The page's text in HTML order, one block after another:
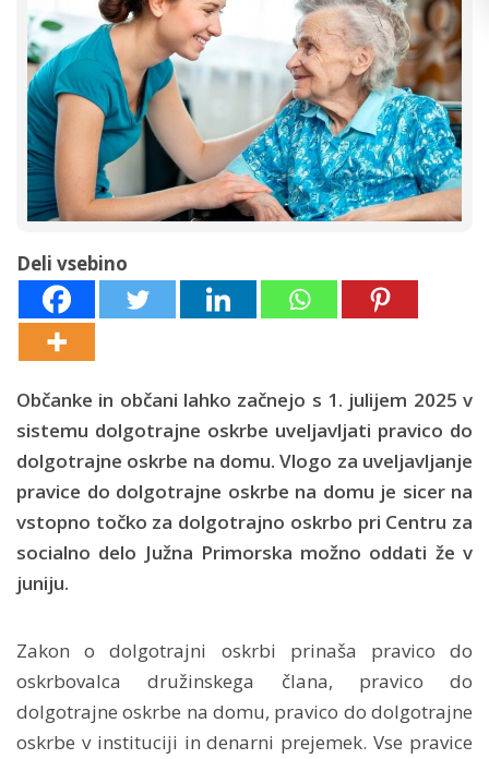
Deli vsebino
Občanke in občani lahko začnejo s 1. julijem 2025 v
sistemu dolgotrajne oskrbe uveljavljati pravico do
dolgotrajne oskrbe na domu. Vlogo za uveljavljanje
pravice do dolgotrajne oskrbe na domu je sicer na
vstopno točko za dolgotrajno oskrbo pri Centru za
socialno delo Južna Primorska možno oddati že v
juniju.
Zakon o dolgotrajni oskrbi prinaša pravico do
oskrbovalca družinskega člana, pravico do
dolgotrajne oskrbe na domu, pravico do dolgotrajne
oskrbe v instituciji in denarni prejemek. Vse pravice